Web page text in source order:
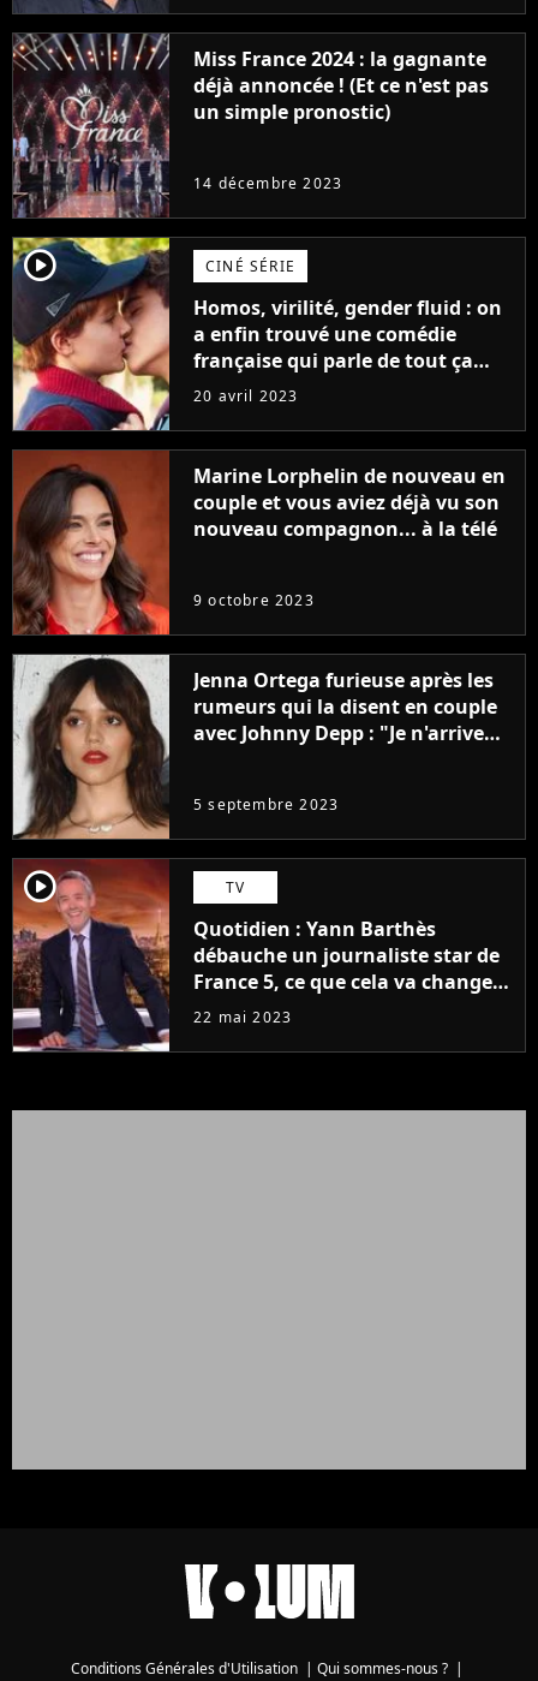
Miss France 2024 : la gagnante
déjà annoncée ! (Et ce n'est pas
un simple pronostic)
14 décembre 2023
player2 CINÉ SÉRIE
Homos, virilité, gender fluid : on
a enfin trouvé une comédie
française qui parle de tout ça
sans être super ringarde
20 avril 2023
Marine Lorphelin de nouveau en
couple et vous aviez déjà vu son
nouveau compagnon... à la télé
9 octobre 2023
Jenna Ortega furieuse après les
rumeurs qui la disent en couple
avec Johnny Depp : "Je n'arrive
5 septembre 2023
player2 TV
Quotidien : Yann Barthès
débauche un journaliste star de
France 5, ce que cela va changer
à la rentrée
22 mai 2023
Conditions Générales d'Utilisation | Qui sommes-nous ? |